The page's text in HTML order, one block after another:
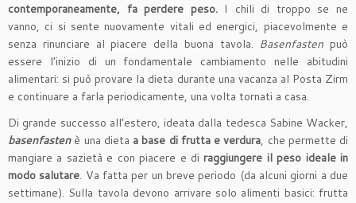
contemporaneamente, fa perdere peso.I chili di troppo se ne
vanno, ci si sente nuovamente vitali ed energici, piacevolmente e
senza rinunciare al piacere della buona tavola. Basenfasten può
essere l’inizio di un fondamentale cambiamento nelle abitudini
alimentari: si può provare la dieta durante una vacanza al Posta Zirm
e continuare a farla periodicamente, una volta tornati a casa.
Di grande successo all’estero, ideata dalla tedesca Sabine Wacker,
basenfasten è una dieta a base di frutta e verdura, che permette di
mangiare a sazietà e con piacere e di raggiungere il peso ideale in
modo salutare. Va fatta per un breve periodo (da alcuni giorni a due
settimane). Sulla tavola devono arrivare solo alimenti basici: frutta